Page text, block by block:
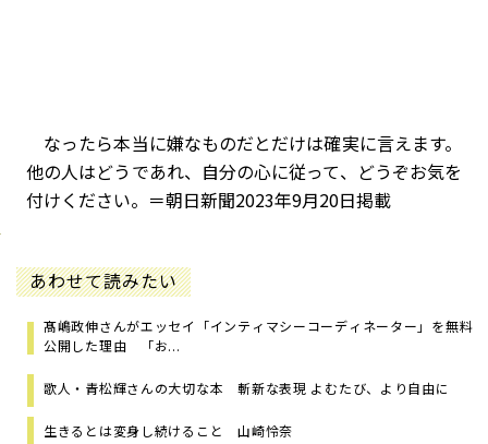
なったら本当に嫌なものだとだけは確実に言えます。
他の人はどうであれ、自分の心に従って、どうぞお気を
付けください。＝朝日新聞2023年9月20日掲載
あわせて読みたい
髙嶋政伸さんがエッセイ「インティマシーコーディネーター」を無料
公開した理由 「お...
歌人・青松輝さんの大切な本 斬新な表現 よむたび、より自由に
生きるとは変身し続けること 山崎怜奈